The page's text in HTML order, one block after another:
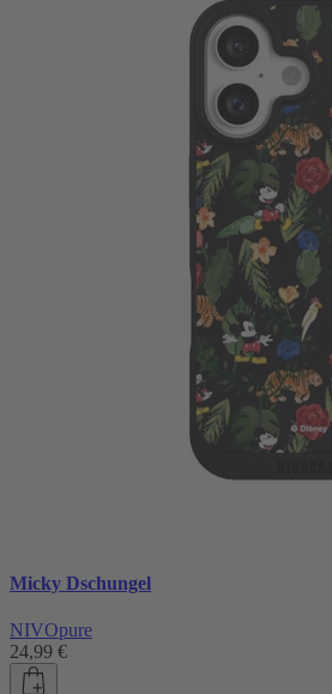
Micky Dschungel
NIVOpure
24,99 €